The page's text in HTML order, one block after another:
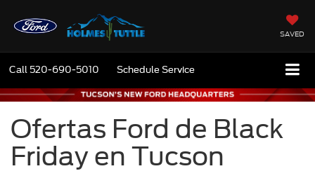
SAVED
Call 520-690-5010 Schedule Service
Ofertas Ford de Black
Friday en Tucson